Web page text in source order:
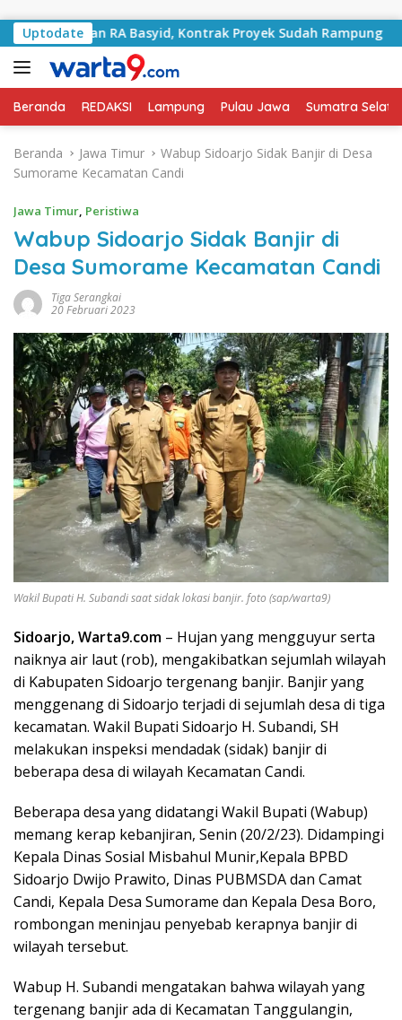
Uptodate
Jalan RA Basyid, Kontrak Proyek Sudah Rampung
Beranda REDAKSI Lampung Pulau Jawa Sumatra
Beranda Jawa Timur
Wabup Sidoarjo Sidak Banjir di Desa
Sumorame Kecamatan Candi
Jawa Timur, Peristiwa
Wabup Sidoarjo Sidak Banjir di
Desa Sumorame Kecamatan Candi
Tiga Serangkai
20 Februari 2023
Wakil Bupati H. Subandi saat sidak lokasi banjir. foto (sap/warta9)
Sidoarjo, Warta9.com – Hujan yang mengguyur serta
naiknya air laut (rob), mengakibatkan sejumlah wilayah
di Kabupaten Sidoarjo tergenang banjir. Banjir yang
menggenang di Sidoarjo terjadi di sejumlah desa di tiga
kecamatan. Wakil Bupati Sidoarjo H. Subandi, SH
melakukan inspeksi mendadak (sidak) banjir di
beberapa desa di wilayah Kecamatan Candi.
Beberapa desa yang didatangi Wakil Bupati (Wabup)
memang kerap kebanjiran, Senin (20/2/23). Didampingi
Kepala Dinas Sosial Misbahul Munir,Kepala BPBD
Sidoarjo Dwijo Prawito, Dinas PUBMSDA dan Camat
Candi, Kepala Desa Sumorame dan Kepala Desa Boro,
rombongan meninjau penyebab kerapnya banjir di
wilayah tersebut.
Wabup H. Subandi mengatakan bahwa wilayah yang
tergenang banjir ada di Kecamatan Tanggulangin,